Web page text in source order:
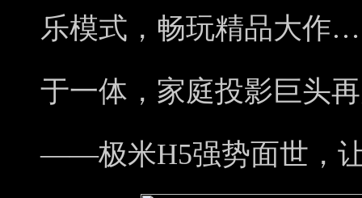
乐模式，畅玩精品大作
于一体，家庭投影巨头
——极米H5强势面世，